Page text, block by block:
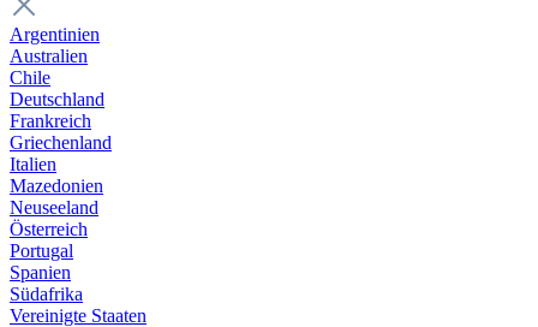
Argentinien
Australien
Chile
Deutschland
Frankreich
Griechenland
Italien
Mazedonien
Neuseeland
Österreich
Portugal
Spanien
Südafrika
Vereinigte Staaten